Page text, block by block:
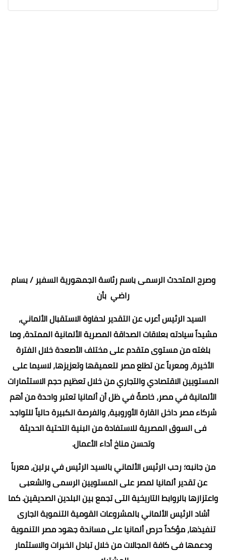
وصرح المتحدث الرسمى باسم رئاسة الجمهورية السفير / بسام
راضي بأن
السيد الرئيس أعرب عن التقدير لحفاوة الاستقبال الألماني،
مشيداً سيادته بعلاقات الصداقة المصرية الألمانية الممتدة، وما
بلغته من مستوى متقدم على مختلف الأصعدة خلال الفترة
الأخيرة، ومعرباً عن تطلع مصر لتعميقها وتعزيزها، لاسيما على
المستويين الاقتصادي والتجاري من خلال تعظيم حجم الاستثمارات
الألمانية في مصر، خاصةً في ظل أن ألمانيا تعتبر واحدة من أهم
شركاء مصر داخل القارة الأوروبية، والفرصة الكبيرة حالياً للتواجد
فى السوق المصرية للاستفادة من البنية التحتية الحديثة
وتحسن مناخ أداء الأعمال.
من جانبه؛ رحب الرئيس الألماني بالسيد الرئيس في برلين، معرباً
عن تقدير ألمانيا لمصر على المستويين الرسمى والشعبى
واعتزازها بالروابط التاريخية التى تجمع بين البلدين الصديقين. كما
أشاد الرئيس الألماني بالمشروعات القومية التنموية الجارى
تنفيذها، مؤكداً حرص ألمانيا على مساندة جهود مصر التنموية
ودعمها فى كافة المجالات من خلال تبادل الخبرات والاستثمار